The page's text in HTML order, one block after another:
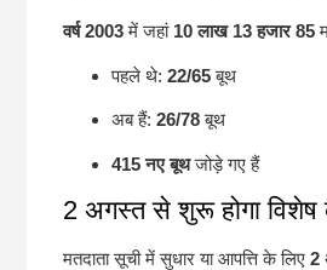
वर्ष 2003में जहां 10 लाख 13 हजार 85
पहले थे: 22/65बूथ
अब हैं: 26/78बूथ
415 नए बूथजोड़े गए हैं
2 अगस्त से शुरू होगा
मतदाता सूची में सुधार या आपत्ति के लिए 2